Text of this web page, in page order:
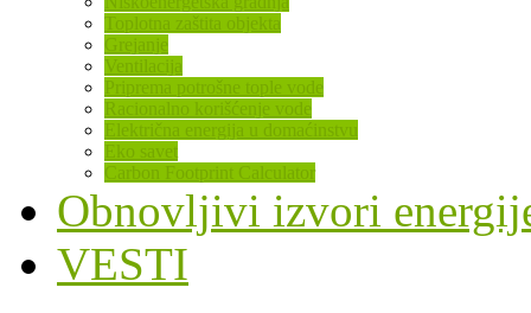
Toplotna zaštita objekta
Grejanje
Ventilacija
Priprema potrošne tople vode
Racionalno korišćenje vode
Električna energija u domaćinstvu
Eko savet
Carbon Footprint Calculator
Obnovljivi izvori
VESTI